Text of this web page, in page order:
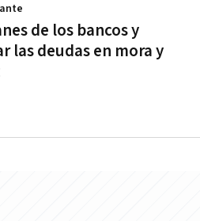
de los bancos y
las deudas en mora y